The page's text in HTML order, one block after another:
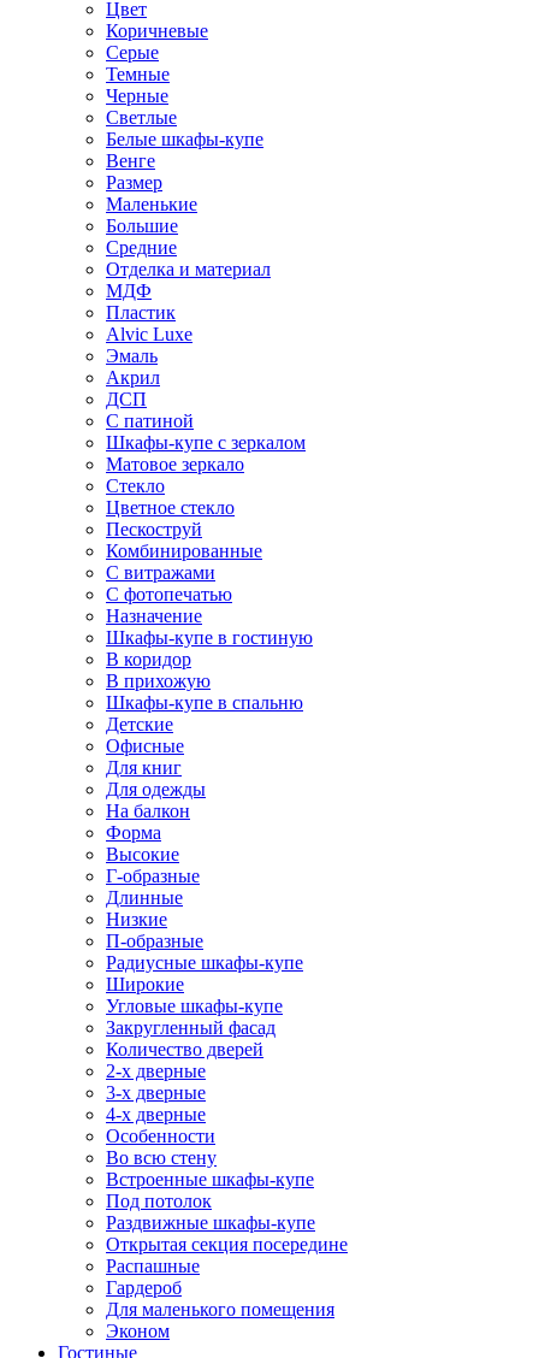
Цвет
Коричневые
Серые
Темные
Черные
Светлые
Белые шкафы-купе
Венге
Размер
Маленькие
Большие
Средние
Отделка и материал
МДФ
Пластик
Alvic Luxe
Эмаль
Акрил
ДСП
С патиной
Шкафы-купе с зеркалом
Матовое зеркало
Стекло
Цветное стекло
Пескоструй
Комбинированные
С витражами
С фотопечатью
Назначение
Шкафы-купе в гостиную
В коридор
В прихожую
Шкафы-купе в спальню
Детские
Офисные
Для книг
Для одежды
На балкон
Форма
Высокие
Г-образные
Длинные
Низкие
П-образные
Радиусные шкафы-купе
Широкие
Угловые шкафы-купе
Закругленный фасад
Количество дверей
2-х дверные
3-х дверные
4-х дверные
Особенности
Во всю стену
Встроенные шкафы-купе
Под потолок
Раздвижные шкафы-купе
Открытая секция посередине
Распашные
Гардероб
Для маленького помещения
Эконом
Гостиные